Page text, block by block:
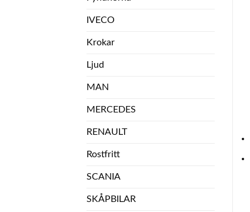
IVECO
Krokar
Ljud
MAN
MERCEDES
RENAULT
Rostfritt
SCANIA
SKÅPBILAR